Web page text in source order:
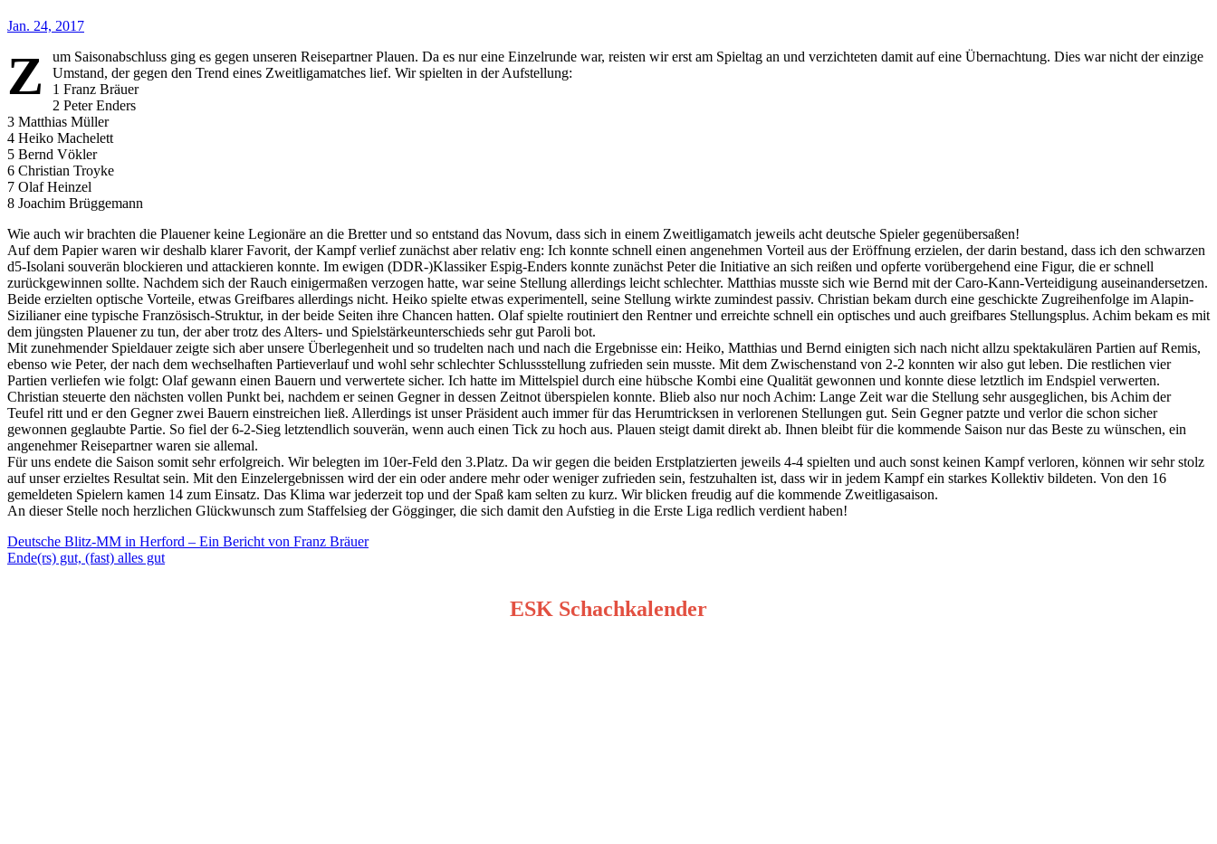
Jan. 24, 2017
Z
um Saisonabschluss ging es gegen unseren Reisepartner Plauen. Da es nur eine Einzelrunde war, reisten wir erst am Spieltag an und verzichteten damit auf eine Übernachtung. Dies war nicht der einzige
Umstand, der gegen den Trend eines Zweitligamatches lief. Wir spielten in der Aufstellung:
1 Franz Bräuer
2 Peter Enders
3 Matthias Müller
4 Heiko Machelett
5 Bernd Vökler
6 Christian Troyke
7 Olaf Heinzel
8 Joachim Brüggemann
Wie auch wir brachten die Plauener keine Legionäre an die Bretter und so entstand das Novum, dass sich in einem Zweitligamatch jeweils acht deutsche Spieler gegenübersaßen!
Auf dem Papier waren wir deshalb klarer Favorit, der Kampf verlief zunächst aber relativ eng: Ich konnte schnell einen angenehmen Vorteil aus der Eröffnung erzielen, der darin bestand, dass ich den schwarzen
d5-Isolani souverän blockieren und attackieren konnte. Im ewigen (DDR-)Klassiker Espig-Enders konnte zunächst Peter die Initiative an sich reißen und opferte vorübergehend eine Figur, die er schnell
zurückgewinnen sollte. Nachdem sich der Rauch einigermaßen verzogen hatte, war seine Stellung allerdings leicht schlechter. Matthias musste sich wie Bernd mit der Caro-Kann-Verteidigung auseinandersetzen.
Beide erzielten optische Vorteile, etwas Greifbares allerdings nicht. Heiko spielte etwas experimentell, seine Stellung wirkte zumindest passiv. Christian bekam durch eine geschickte Zugreihenfolge im Alapin-
Sizilianer eine typische Französisch-Struktur, in der beide Seiten ihre Chancen hatten. Olaf spielte routiniert den Rentner und erreichte schnell ein optisches und auch greifbares Stellungsplus. Achim bekam es mit
dem jüngsten Plauener zu tun, der aber trotz des Alters- und Spielstärkeunterschieds sehr gut Paroli bot.
Mit zunehmender Spieldauer zeigte sich aber unsere Überlegenheit und so trudelten nach und nach die Ergebnisse ein: Heiko, Matthias und Bernd einigten sich nach nicht allzu spektakulären Partien auf Remis,
ebenso wie Peter, der nach dem wechselhaften Partieverlauf und wohl sehr schlechter Schlussstellung zufrieden sein musste. Mit dem Zwischenstand von 2-2 konnten wir also gut leben. Die restlichen vier
Partien verliefen wie folgt: Olaf gewann einen Bauern und verwertete sicher. Ich hatte im Mittelspiel durch eine hübsche Kombi eine Qualität gewonnen und konnte diese letztlich im Endspiel verwerten.
Christian steuerte den nächsten vollen Punkt bei, nachdem er seinen Gegner in dessen Zeitnot überspielen konnte. Blieb also nur noch Achim: Lange Zeit war die Stellung sehr ausgeglichen, bis Achim der
Teufel ritt und er den Gegner zwei Bauern einstreichen ließ. Allerdings ist unser Präsident auch immer für das Herumtricksen in verlorenen Stellungen gut. Sein Gegner patzte und verlor die schon sicher
gewonnen geglaubte Partie. So fiel der 6-2-Sieg letztendlich souverän, wenn auch einen Tick zu hoch aus. Plauen steigt damit direkt ab. Ihnen bleibt für die kommende Saison nur das Beste zu wünschen, ein
angenehmer Reisepartner waren sie allemal.
Für uns endete die Saison somit sehr erfolgreich. Wir belegten im 10er-Feld den 3.Platz. Da wir gegen die beiden Erstplatzierten jeweils 4-4 spielten und auch sonst keinen Kampf verloren, können wir sehr stolz
auf unser erzieltes Resultat sein. Mit den Einzelergebnissen wird der ein oder andere mehr oder weniger zufrieden sein, festzuhalten ist, dass wir in jedem Kampf ein starkes Kollektiv bildeten. Von den 16
gemeldeten Spielern kamen 14 zum Einsatz. Das Klima war jederzeit top und der Spaß kam selten zu kurz. Wir blicken freudig auf die kommende Zweitligasaison.
An dieser Stelle noch herzlichen Glückwunsch zum Staffelsieg der Gögginger, die sich damit den Aufstieg in die Erste Liga redlich verdient haben!
Beitragsnavigation
Deutsche Blitz-MM in Herford – Ein Bericht von Franz Bräuer
Ende(rs) gut, (fast) alles gut
ESK Schachkalender